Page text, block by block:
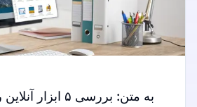
تبدیل WAV به متن: بررسی ۵ ابزار آنلاین رایگان